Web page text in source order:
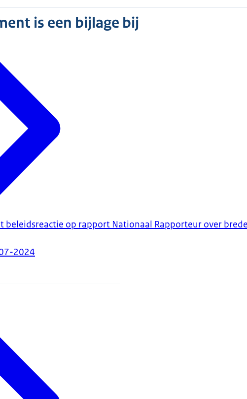
is een bijlage bij
beleidsreactie op rapport Nationaal Rapporteur over
2024